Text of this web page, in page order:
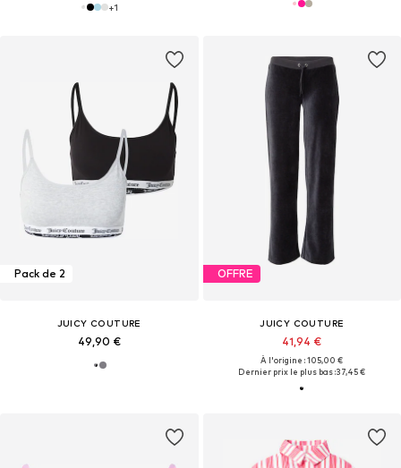
+1
Pack de 2
JUICY COUTURE
49,90 €
OFFRE
JUICY COUTURE
41,94 €
À l'origine : 105,00 €
Dernier prix le plus bas :37,45 €